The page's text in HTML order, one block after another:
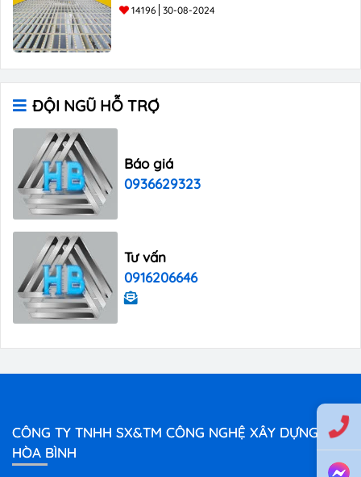
14196 30-08-2024
ĐỘI NGŨ HỖ TRỢ
Báo giá
0936629323
Tư vấn
0916206646
CÔNG TY TNHH SX&TM CÔNG NGHỆ XÂY DỰNG
HÒA BÌNH